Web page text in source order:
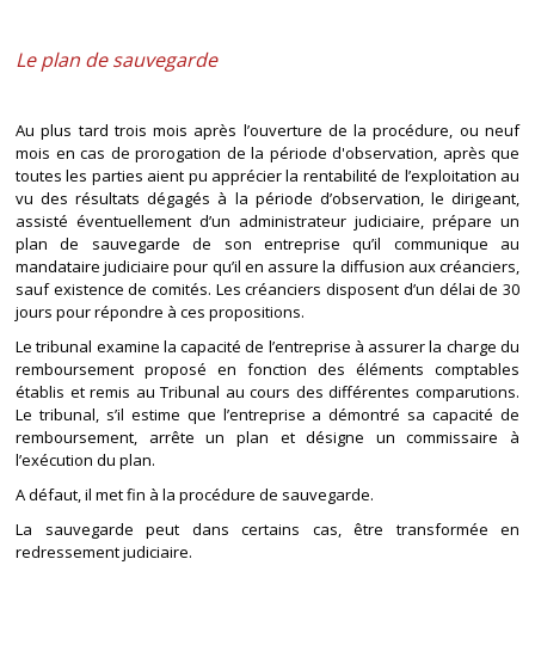
Le plan de sauvegarde
Au plus tard trois mois après l’ouverture de la procédure, ou neuf
mois en cas de prorogation de la période d'observation, après que
toutes les parties aient pu apprécier la rentabilité de l’exploitation au
vu des résultats dégagés à la période d’observation, le dirigeant,
assisté éventuellement d’un administrateur judiciaire, prépare un
plan de sauvegarde de son entreprise qu’il communique au
mandataire judiciaire pour qu’il en assure la diffusion aux créanciers,
sauf existence de comités. Les créanciers disposent d’un délai de 30
jours pour répondre à ces propositions.
Le tribunal examine la capacité de l’entreprise à assurer la charge du
remboursement proposé en fonction des éléments comptables
établis et remis au Tribunal au cours des différentes comparutions.
Le tribunal, s’il estime que l’entreprise a démontré sa capacité de
remboursement, arrête un plan et désigne un commissaire à
l’exécution du plan.
A défaut, il met fin à la procédure de sauvegarde.
La sauvegarde peut dans certains cas, être transformée en
redressement judiciaire.